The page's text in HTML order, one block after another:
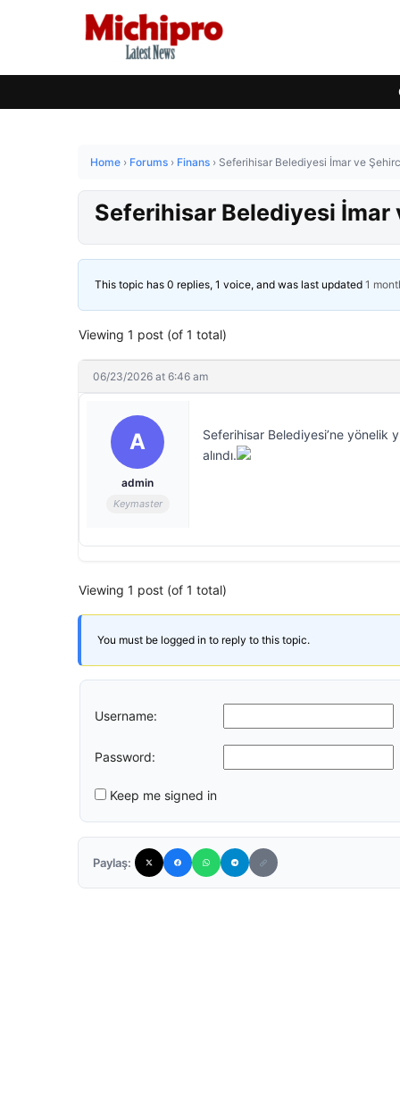
Home › Forums › Finans › Seferihisar Belediyesi İmar ve
Seferihisar Belediyesi
This topic has 0 replies, 1 voice, and was last updated 1
Viewing 1 post (of 1 total)
06/23/2026 at 6:46 am
A
admin
Keymaster
Seferihisar Belediyesi’ne yönelik
alındı.
Viewing 1 post (of 1 total)
You must be logged in to reply to this topic.
Username:
Password:
Keep me signed in
Paylaş: